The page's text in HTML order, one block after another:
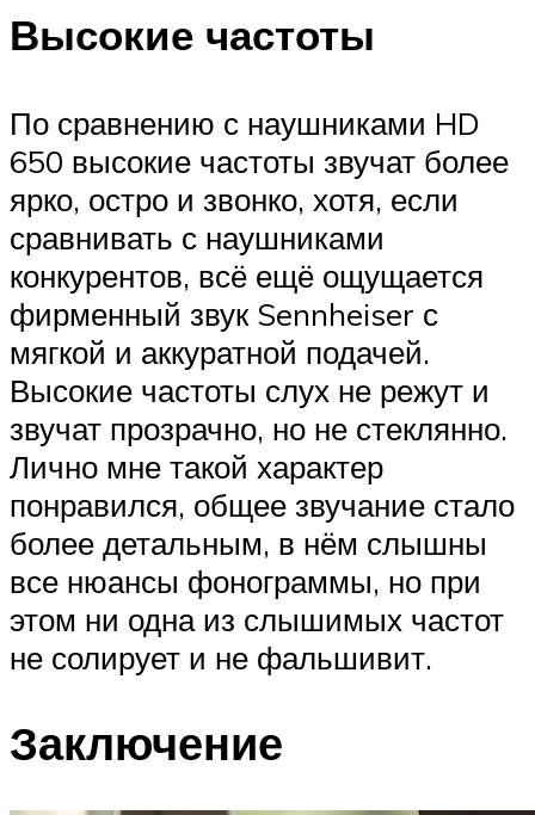
Высокие частоты
По сравнению с наушниками HD
650 высокие частоты звучат более
ярко, остро и звонко, хотя, если
сравнивать с наушниками
конкурентов, всё ещё ощущается
фирменный звук Sennheiser с
мягкой и аккуратной подачей.
Высокие частоты слух не режут и
звучат прозрачно, но не стеклянно.
Лично мне такой характер
понравился, общее звучание стало
более детальным, в нём слышны
все нюансы фонограммы, но при
этом ни одна из слышимых частот
не солирует и не фальшивит.
Заключение